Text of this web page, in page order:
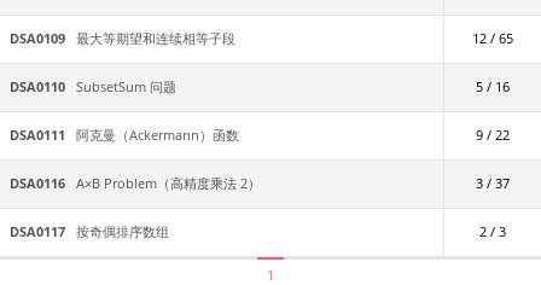
DSA0109 最大等期望和连续相等子段 12 / 65
DSA0110 SubsetSum 问题 5 / 16
DSA0111 阿克曼（Ackermann）函数 9 / 22
DSA0116 A×B Problem（高精度乘法 2） 3 / 37
DSA0117 按奇偶排序数组 2 / 3
1